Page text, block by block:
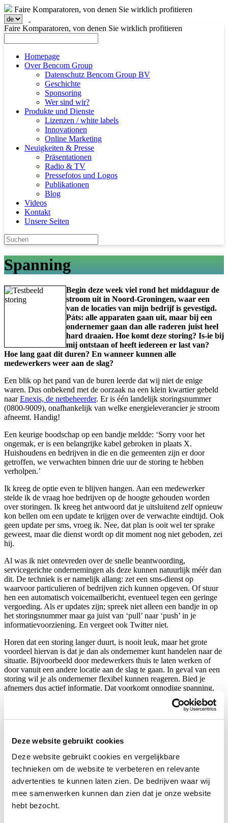
Deze website gebruikt cookies
Deze website gebruikt cookies en vergelijkbare
technieken om de website te verbeteren en relevante
advertenties te kunnen laten zien. De bedrijven waar wij
mee samenwerken kunnen dan zien dat je onze website
hebt bezocht.
Faire Komparatoren, von denen Sie wirklich profitieren
Faire Komparatoren, von denen Sie wirklich profitieren
Homepage
Over Bencom Group
Datenschutz Bencom Group BV
Geschichte
Sponsoring
Wer sind wir?
Produkte und Dienste
Lizenzen / white labels
Innovationen
Online Marketing
Neuigkeiten & Presse
Präsentationen
Radio & TV
Pressefotos und Logos
Publikationen
Blog
Videos
Kontakt
Unsere Seiten
Spanning
Begin deze week viel rond het middaguur de
stroom uit in Noord-Groningen, waar een
van de locaties van mijn bedrijf is gevestigd.
Páts: alle apparaten gaan uit, maar bij een
ondernemer gaan dan alle raderen juist heel
hard draaien. Hoe komt deze storing? Is-ie bij
mij ontstaan of heeft iedereen er last van?
Hoe lang gaat dit duren? En wanneer kunnen alle
medewerkers weer aan de slag?
Een blik op het pand van de buren leerde dat wij niet de enige
waren. Dus onbekend met de oorzaak na een klein kwartier gebeld
naarEnexis, de netbeheerder. Er is één landelijk storingsnummer
(0800-9009), onafhankelijk van welke energieleverancier je stroom
afneemt. Handig!
Een keurige boodschap op een bandje meldde: ‘Sorry voor het
ongemak, er is een belangrijke kabel gebroken in plaats X.
Huishoudens en bedrijven in die en die gemeenten zijn er door
getroffen, we verwachten binnen drie uur de storing te hebben
verholpen.’
Ik kreeg de optie even te blijven hangen. Aan een medewerker
stelde ik de vraag hoe bedrijven op de hoogte gehouden worden
over storingen. Ik kreeg het antwoord dat je uitsluitend zelf opnieuw
kon bellen om een update te krijgen over de verwachte eindtijd. Ook
geen update per sms, vroeg ik. Nee, dat plan is ooit wel ter sprake
geweest, maar die dienst wordt op dit moment nog niet geboden, zei
hij.
Al was ik niet ontevreden over de snelle beantwoording,
servicegerichte ondernemingen als deze kunnen natuurlijk méér dan
dit. De techniek is er namelijk allang: zet een sms-dienst op
waarvoor particulieren of bedrijven zich kunnen opgeven. Of stuur
hen een automatisch voicemailbericht, eventueel tegen een geringe
vergoeding. Als er updates zijn; spreek niet alleen een bandje in op
het storingsnummer maar ga juist van ‘pull’ naar ‘push’ in je
informatievoorziening. En vergeet ook Twitter niet.
Horen dat een storing langer duurt, is nooit leuk, maar het grote
voordeel hiervan is dat je dan als ondernemer kunt handelen naar de
situatie. Bijvoorbeeld door medewerkers thuis te laten werken of
door vanuit een andere locatie aan de slag te gaan. In geval van een
storing wil je als ondernemer flexibel kunnen reageren. Bied je
afnemers dus actief informatie. Dat voorkomt onnodige spanning,
1 April 2011.